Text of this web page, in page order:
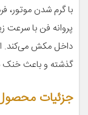
با گرم شدن موتور،
پروانه فن با سرعت
داخل مکش می‌کند.
گذشته و باعث خنک
جزئیات